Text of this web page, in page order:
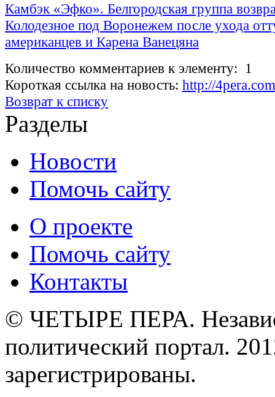
Камбэк «Эфко». Белгородская группа
Колодезное под Воронежем после ухода
американцев и Карена Ванецяна
Количество комментариев к элементу: 1
Короткая ссылка на новость: http://
Возврат к списку
Разделы
Новости
Помочь сайту
О проекте
Помочь сайту
Контакты
© ЧЕТЫРЕ ПЕРА.
политический портал.
зарегистрированы.